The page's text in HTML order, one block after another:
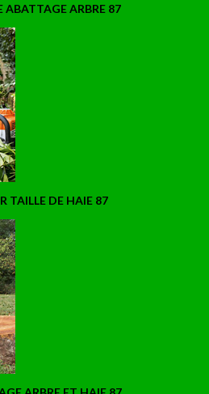
ABATTAGE ARBRE 87
TAILLE DE HAIE 87